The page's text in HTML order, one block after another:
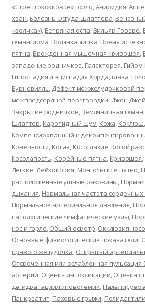
«Стрептококковое» горло,Аниридия,
хоан, Болезнь Осгуда-Шлаттера,
«волчка»), Ветряная оспа, Вильям Говере,
гемангиома, Водянка яичка, Время
пятна, Врожденная мышечная кривошея,
западение родничков, Галакторея,
Гипоспадия и эписпадия Хорда, глаза,
Бурневилль, Дефект межжелудочковой
межпредсердной перегородки, Джон
Закрытие родничков, Земляничная
Шлаттер, Каротидный шум, Кожа, Коклюш,
Компенсированный и
Конечности, Косая, Косоглазие, Косой
Косолапость, Кофейные пятна, Кривошея,
Легкие,Лейкокория, Монгольское пятно,
расположенные ушные раковины,
дыхания, Нормальная частота
Нормальное артериальное давление,
патологические лимфатические узлы,
нос и горло, Общий осмотр, Окклюзия
Основные физиологические показатели,
правого желудочка, Открытый
Отсроченная или ослабленная пульсация
артерии, Оценка интоксикации, Оценка
дегидратации/гиповолемии,
Панкреатит, Паховые грыжи,